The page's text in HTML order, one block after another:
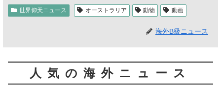
世界仰天ニュース オーストラリア 動物 動画
海外B級ニュース
人気の海外ニュース